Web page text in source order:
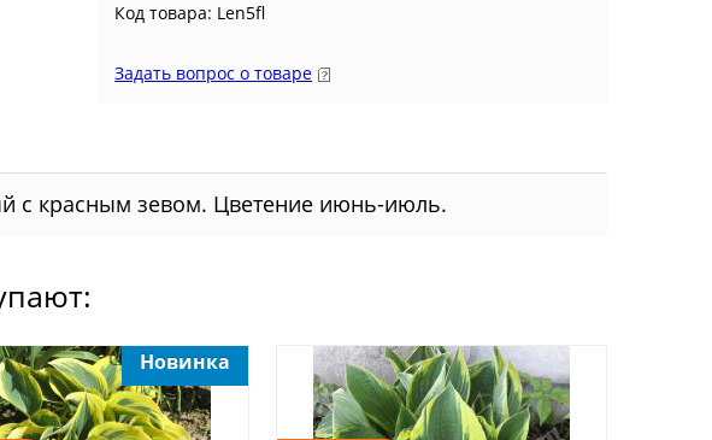
Код товара: Len5fl
Задать вопрос о товаре
с красным зевом. Цветение июнь-июль.
Новинка